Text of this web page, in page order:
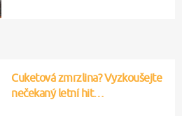
Cuketová zmrzlina? Vyzkoušejte
nečekaný letní hit…